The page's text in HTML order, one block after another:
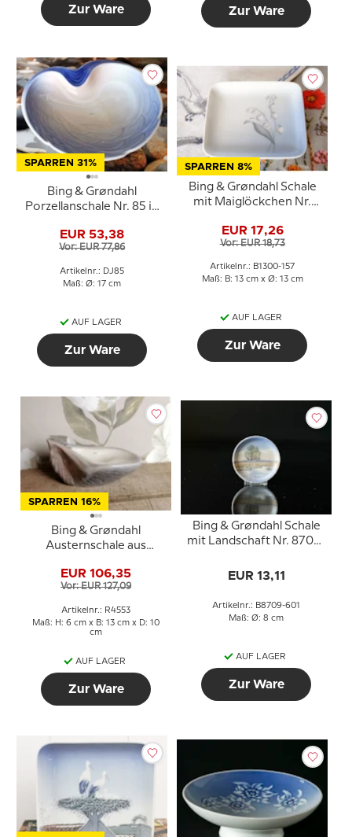
Zur Ware Zur Ware
SPARREN 31%
Bing & Grøndahl
Porzellanschale Nr. 85 in
EUR 53,38
Vor: EUR 77,86
Artikelnr.: DJ85
Maß: Ø: 17 cm
AUF LAGER
Zur Ware
SPARREN 8%
Bing & Grøndahl Schale
mit Maiglöckchen Nr.
EUR 17,26
Vor: EUR 18,73
Artikelnr.: B1300-157
Maß: B: 13 cm x Ø: 13 cm
AUF LAGER
Zur Ware
SPARREN 16%
Bing & Grøndahl
Austernschale aus
EUR 106,35
Vor: EUR 127,09
Artikelnr.: R4553
Maß: H: 6 cm x B: 13 cm x D: 10
cm
AUF LAGER
Zur Ware
Bing & Grøndahl Schale
mit Landschaft Nr. 8709-
EUR 13,11
Artikelnr.: B8709-601
Maß: Ø: 8 cm
AUF LAGER
Zur Ware